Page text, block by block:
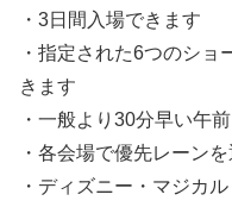
・3日間入場できます
・指定された6つのシ
きます
・一般より30分早い午
・各会場で優先レーン
・ディズニー・マジカ